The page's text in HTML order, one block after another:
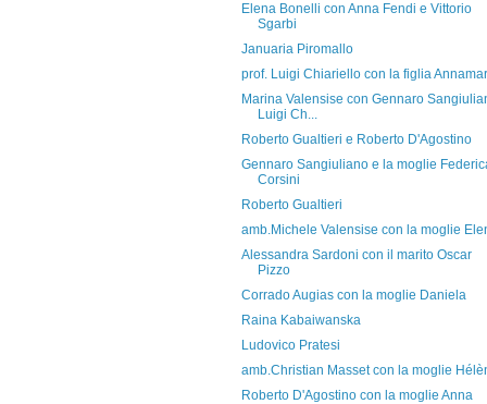
Elena Bonelli con Anna Fendi e Vittorio
Sgarbi
Januaria Piromallo
prof. Luigi Chiariello con la figlia
Marina Valensise con Gennaro
Luigi Ch...
Roberto Gualtieri e Roberto D'Agostino
Gennaro Sangiuliano e la moglie
Corsini
Roberto Gualtieri
amb.Michele Valensise con la moglie
Alessandra Sardoni con il marito Oscar
Pizzo
Corrado Augias con la moglie Daniela
Raina Kabaiwanska
Ludovico Pratesi
amb.Christian Masset con la moglie
Roberto D'Agostino con la moglie Anna